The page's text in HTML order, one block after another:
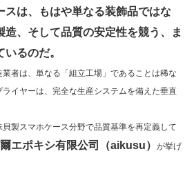
スは、もは​​や単なる装飾品ではな
造、そして品質の安定性を競う、ま
るのだ。
者は、単なる「組立工場」であることは稀な
イヤーは、完全な生産システムを備えた垂直
製スマホケース分野で品質基準を再定義して
エポキシ有限公司（aikusu）
が挙げ